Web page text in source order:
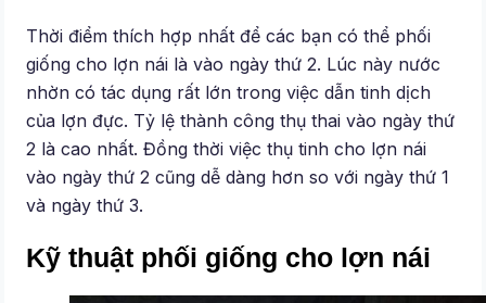
Thời điểm thích hợp nhất để các bạn có thể phối
giống cho lợn nái là vào ngày thứ 2. Lúc này nước
nhờn có tác dụng rất lớn trong việc dẫn tinh dịch
của lợn đực. Tỷ lệ thành công thụ thai vào ngày thứ
2 là cao nhất. Đồng thời việc thụ tinh cho lợn nái
vào ngày thứ 2 cũng dễ dàng hơn so với ngày thứ 1
và ngày thứ 3.
Kỹ thuật phối giống cho lợn nái